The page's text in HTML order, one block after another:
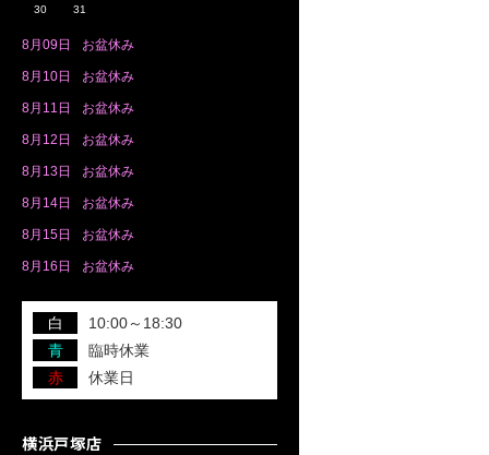
30
31
8月 09日 お盆休み
8月 10日 お盆休み
8月 11日 お盆休み
8月 12日 お盆休み
8月 13日 お盆休み
8月 14日 お盆休み
8月 15日 お盆休み
8月 16日 お盆休み
白
10:00～18:30
青
臨時休業
赤
休業日
横浜戸塚店